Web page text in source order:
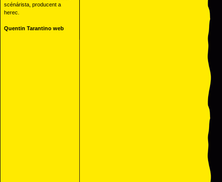
scénárista, producent a
herec.
Quentin Tarantino web